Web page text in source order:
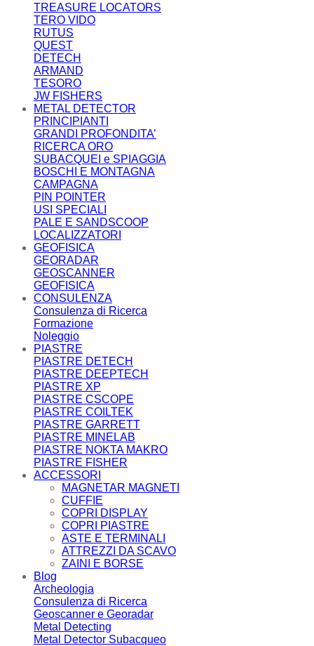
TREASURE LOCATORS
TERO VIDO
RUTUS
QUEST
DETECH
ARMAND
TESORO
JW FISHERS
METAL DETECTOR
PRINCIPIANTI
GRANDI PROFONDITA’
RICERCA ORO
SUBACQUEI e SPIAGGIA
BOSCHI E MONTAGNA
CAMPAGNA
PIN POINTER
USI SPECIALI
PALE E SANDSCOOP
LOCALIZZATORI
GEOFISICA
GEORADAR
GEOSCANNER
GEOFISICA
CONSULENZA
Consulenza di Ricerca
Formazione
Noleggio
PIASTRE
PIASTRE DETECH
PIASTRE DEEPTECH
PIASTRE XP
PIASTRE CSCOPE
PIASTRE COILTEK
PIASTRE GARRETT
PIASTRE MINELAB
PIASTRE NOKTA MAKRO
PIASTRE FISHER
ACCESSORI
MAGNETAR MAGNETI
CUFFIE
COPRI DISPLAY
COPRI PIASTRE
ASTE E TERMINALI
ATTREZZI DA SCAVO
ZAINI E BORSE
Blog
Archeologia
Consulenza di Ricerca
Geoscanner e Georadar
Metal Detecting
Metal Detector Subacqueo